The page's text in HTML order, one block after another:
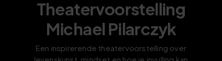
Theatervoorstelling
Michael Pilarczyk
Een inspirerende theatervoorstelling over